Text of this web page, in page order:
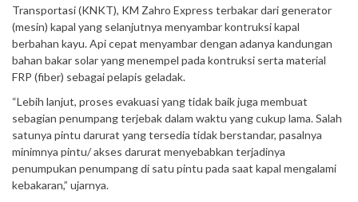
Transportasi (KNKT), KM Zahro Express terbakar dari generator
(mesin) kapal yang selanjutnya menyambar kontruksi kapal
berbahan kayu. Api cepat menyambar dengan adanya kandungan
bahan bakar solar yang menempel pada kontruksi serta material
FRP (fiber) sebagai pelapis geladak.
“Lebih lanjut, proses evakuasi yang tidak baik juga membuat
sebagian penumpang terjebak dalam waktu yang cukup lama. Salah
satunya pintu darurat yang tersedia tidak berstandar, pasalnya
minimnya pintu/ akses darurat menyebabkan terjadinya
penumpukan penumpang di satu pintu pada saat kapal mengalami
kebakaran,” ujarnya.